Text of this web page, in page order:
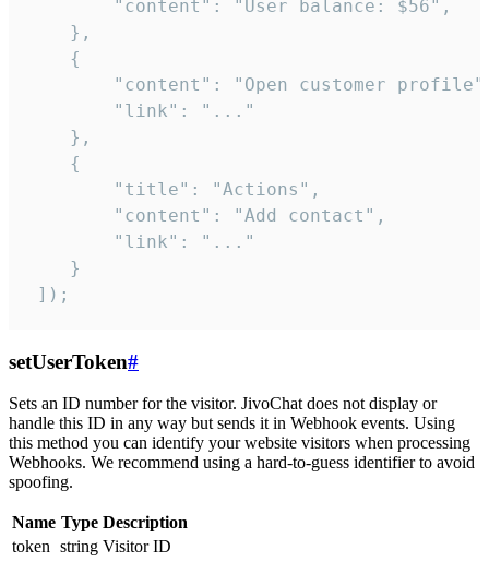
        "content": "User balance: $56",
    },
    {
"content": "Open customer
        "link": "..."
    },
    {
        "title": "Actions",
        "content": "Add contact",
        "link": "..."
    }
]);
setUserToken#
Sets an ID number for the visitor. JivoChat does not display or
handle this ID in any way but sends it in Webhook events. Using
this method you can identify your website visitors when processing
Webhooks. We recommend using a hard-to-guess identifier to avoid
spoofing.
Name Type Description
token string Visitor ID